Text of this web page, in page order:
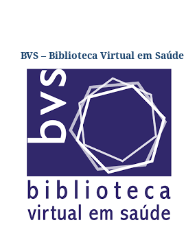
BVS – Biblioteca Virtual em Saúde